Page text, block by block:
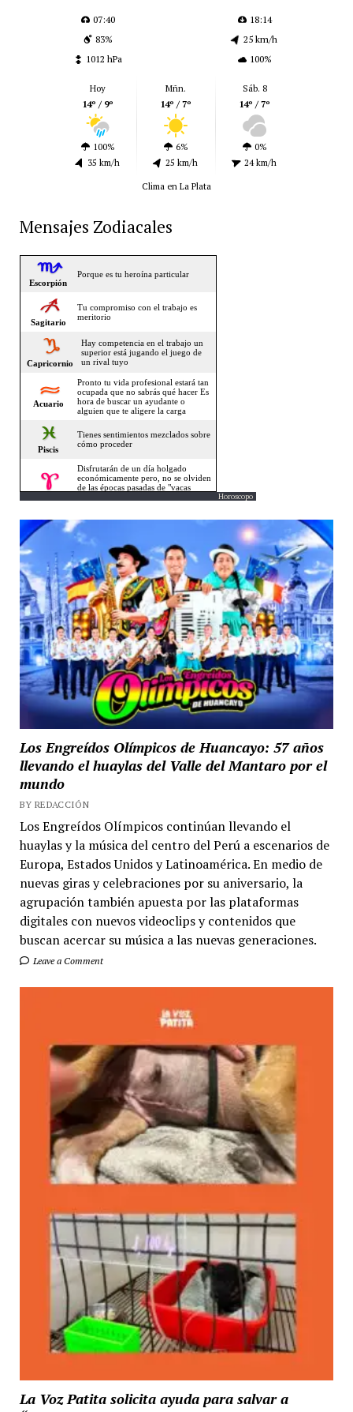
07:40
18:14
83%
25 km/h
1012 hPa
100%
Hoy
14º / 9º
100%
35 km/h
Mñn.
14º / 7º
6%
25 km/h
Sáb. 8
14º / 7º
0%
24 km/h
Clima en La Plata
Mensajes Zodiacales
Horoscopo
Los Engreídos Olímpicos de Huancayo: 57 años
llevando el huaylas del Valle del Mantaro por el
mundo
BY REDACCIÓN
Los Engreídos Olímpicos continúan llevando el
huaylas y la música del centro del Perú a escenarios de
Europa, Estados Unidos y Latinoamérica. En medio de
nuevas giras y celebraciones por su aniversario, la
agrupación también apuesta por las plataformas
digitales con nuevos videoclips y contenidos que
buscan acercar su música a las nuevas generaciones.
Leave a Comment
La Voz Patita solicita ayuda para salvar a